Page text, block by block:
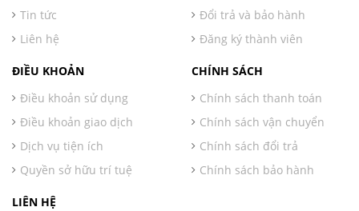
Tin tức
Liên hệ
Đổi trả và bảo hành
Đăng ký thành viên
ĐIỀU KHOẢN
Điều khoản sử dụng
Điều khoản giao dịch
Dịch vụ tiện ích
Quyền sở hữu trí tuệ
CHÍNH SÁCH
Chính sách thanh toán
Chính sách vận chuyển
Chính sách đổi trả
Chính sách bảo hành
LIÊN HỆ